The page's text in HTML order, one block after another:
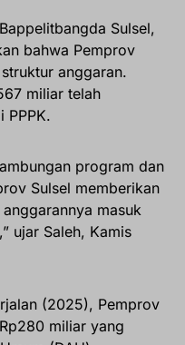
Sulsel,
bahwa Pemprov
anggaran.
miliar telah
PPPK.
program dan
Sulsel memberikan
masuk
ujar Saleh, Kamis
(2025), Pemprov
miliar yang